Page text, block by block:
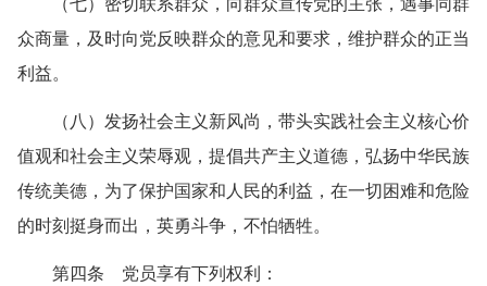
众商量，及时向党反映群众的意见和要求，维护群众的正当
利益。
（八）发扬社会主义新风尚，带头实践社会主义核心价
值观和社会主义荣辱观，提倡共产主义道德，弘扬中华民族
传统美德，为了保护国家和人民的利益，在一切困难和危险
的时刻挺身而出，英勇斗争，不怕牺牲。
第四条 党员享有下列权利：